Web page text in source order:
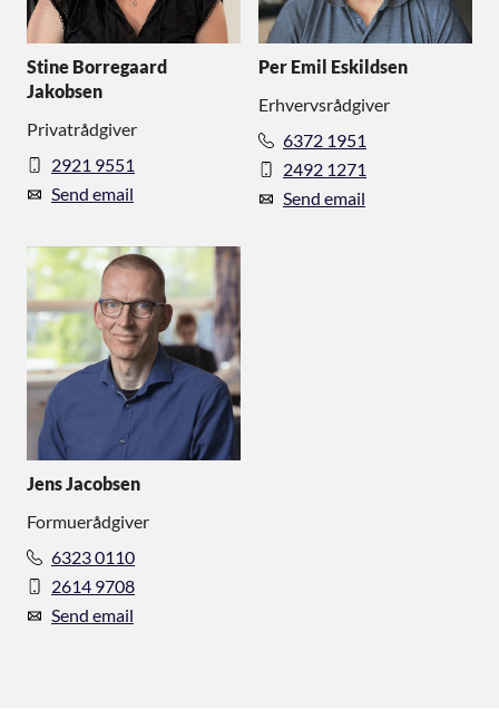
Stine Borregaard
Jakobsen
Privatrådgiver
2921 9551
Send email
Per Emil Eskildsen
Erhvervsrådgiver
6372 1951
2492 1271
Send email
Jens Jacobsen
Formuerådgiver
6323 0110
2614 9708
Send email